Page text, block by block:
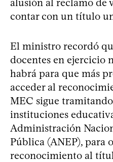
contar con un título
El ministro recordó
docentes en ejercicio
habrá para que más
acceder al
MEC sigue
instituciones
Administración
Pública (ANEP), para
reconocimiento al